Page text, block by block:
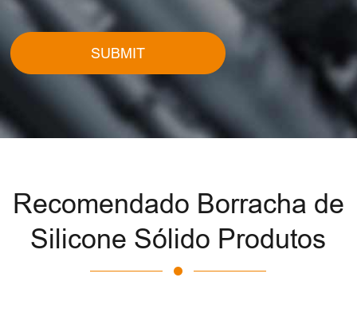
SUBMIT
Recomendado Borracha de
Silicone Sólido Produtos